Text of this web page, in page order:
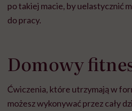
po takiej macie, by uelastycznić
do pracy.
Domowy
Ćwiczenia, które utrzymają w
możesz wykonywać przez cały